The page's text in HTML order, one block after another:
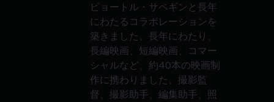
ピョートル・サペギンと長年
にわたるコラボレーションを
築きました。長年にわたり、
長編映画、短編映画、コマー
シャルなど、約40本の映画制
作に携わりました。撮影監
督、撮影助手、編集助手、照